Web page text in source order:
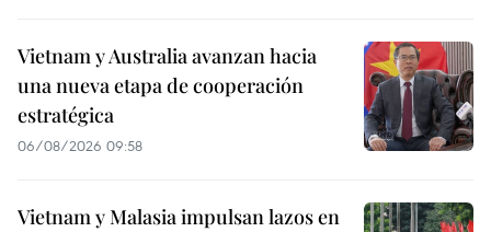
Vietnam y Australia avanzan hacia
una nueva etapa de cooperación
estratégica
06/08/2026 09:58
Vietnam y Malasia impulsan lazos en